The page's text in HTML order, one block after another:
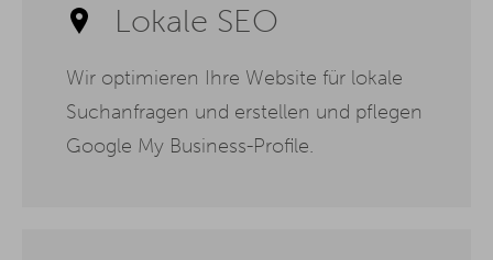
Lokale SEO
Wir optimieren Ihre Website für lokale
Suchanfragen und erstellen und pflegen
Google My Business-Profile.